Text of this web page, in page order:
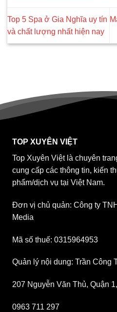
Top 5 Spa ở Gia Nghĩa uy tín
và chất lượng nhất hiện nay
TOP XUYÊN VIỆT
Top Xuyên Việt là chuyên
cung cấp các thông tin, kiến
phẩm/dịch vụ tại Việt Nam.
Đơn vị chủ quản: Công ty
Media
Mã số thuế: 0315964953
Quản lý nội dung: Trần Công
207 Nguyễn Văn Thủ, Quận
0963 711 297